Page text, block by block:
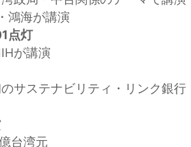
鴻海が講演
点灯
が講演
サステナビリティ・リンク銀行
台湾元